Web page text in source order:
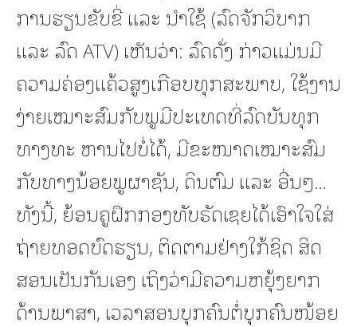
ການຮຽນຂັບຂີ່ ແລະ ນໍາໃຊ້ (ລົດຈັກວິບາກ
ແລະ ລົດ ATV) ເຫັນວ່າ: ລົດດັ່ງ ກ່າວແມ່ນມີ
ຄວາມຄ່ອງແຄ້ວສູງເກືອບທຸກສະພາບ, ໃຊ້ງານ
ງ່າຍເໝາະສົມກັບພູມີປະເທດທີ່ລົດບັນທຸກ
ທາງທະ ຫານໄປບໍ່ໄດ້, ມີຂະໜາດເໝາະສົມ
ກັບທາງນ້ອຍພູຜາຊັນ, ດິນຕົມ ແລະ ອື່ນໆ…
ທັງນີ້, ຍ້ອນຄູຝຶກກອງທັບຣັດເຊຍໄດ້ເອົາໃຈໃສ່
ຖ່າຍທອດບົດຮຽນ, ຕິດຕາມຢ່າງໃກ້ຊິດ ສິດ
ສອນເປັນກັນເອງ ເຖິງວ່າມີຄວາມຫຍຸ້ງຍາກ
ດ້ານພາສາ, ເວລາສອນບຸກຄົນຕໍ່ບຸກຄົນໜ້ອຍ